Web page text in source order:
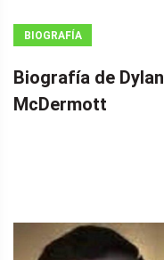
BIOGRAFÍA
Biografía de Dylan
McDermott